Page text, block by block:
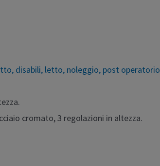
, disabili, letto, noleggio, post operatorio
cromato, 3 regolazioni in altezza.